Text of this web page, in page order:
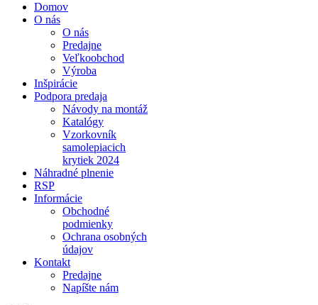
Domov
O nás
O nás
Predajne
Veľkoobchod
Výroba
Inšpirácie
Podpora predaja
Návody na montáž
Katalógy
Vzorkovník
samolepiacich
krytiek 2024
Náhradné plnenie
RSP
Informácie
Obchodné
podmienky
Ochrana osobných
údajov
Kontakt
Predajne
Napíšte nám